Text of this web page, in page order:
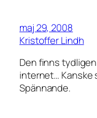
maj 29, 2008
Kristoffer Lindh
Den finns
internet… Kanske
Spännande.